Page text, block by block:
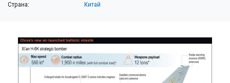
Страна:
Китай